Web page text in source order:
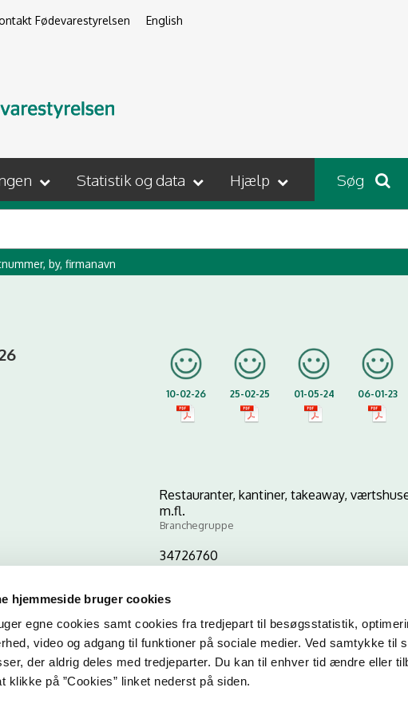
hjemmeside bruger cookies
egne cookies samt cookies fra tredjepart til besøgsstatistik,
video og adgang til funktioner på sociale medier. Ved samtykke til
der aldrig deles med tredjeparter. Du kan til enhver tid ændre eller
klikke på ”Cookies” linket nederst på siden.
Fødevarestyrelsen English
Statistik og data Hjælp Søg
by, firmanavn
10-02-26 25-02-25 01-05-24 06-01-23
Restauranter, kantiner, takeaway,
m.fl.
Branchegruppe
34726760
CVR-nr
Kopier link til at indsætte på virksomhedens